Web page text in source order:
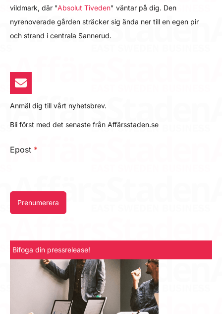
vildmark, där "Absolut Tiveden" väntar på dig. Den
nyrenoverade gården sträcker sig ända ner till en egen pir
och strand i centrala Sannerud.
Anmäl dig till vårt nyhetsbrev.
Bli först med det senaste från Affärsstaden.se
Epost *
Prenumerera
Bifoga din pressrelease!